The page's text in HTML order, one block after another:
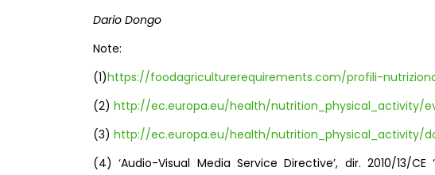
Dario Dongo
Note:
(1)https://foodagriculturerequirements.com/profili-
(2) http://ec.europa.eu/health/nutrition_physical_activity/
(3) http://ec.europa.eu/health/nutrition_physical_activity/
(4) ‘Audio-Visual Media Service Directive’, dir. 2010/13/